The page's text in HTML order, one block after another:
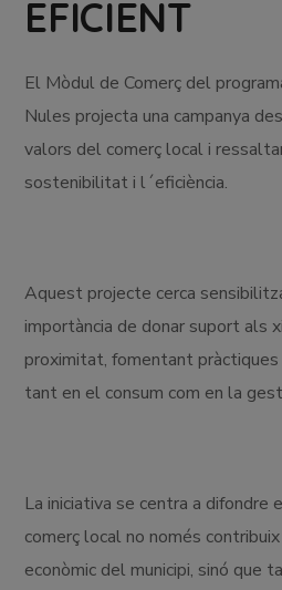
EFICIENT
El Mòdul de Comerç del
Nules projecta una campanya
valors del comerç local i
sostenibilitat i l´eficiència.
Aquest projecte cerca
importància de donar suport als
proximitat, fomentant
tant en el consum com en la
La iniciativa se centra a difondre
comerç local no només
econòmic del municipi, sinó que